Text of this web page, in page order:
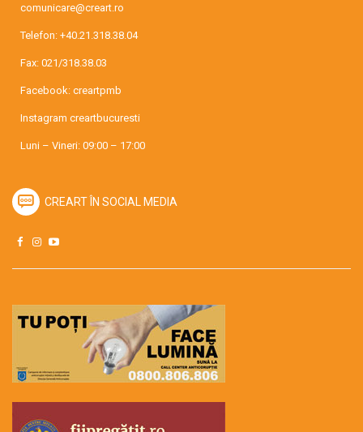
comunicare@creart.ro
Telefon: +40.21.318.38.04
Fax: 021/318.38.03
Facebook: creartpmb
Instagram creartbucuresti
Luni – Vineri: 09:00 – 17:00
CREART ÎN SOCIAL MEDIA